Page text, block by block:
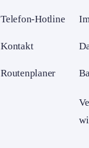
Telefon-Hotline
Kontakt
Routenplaner